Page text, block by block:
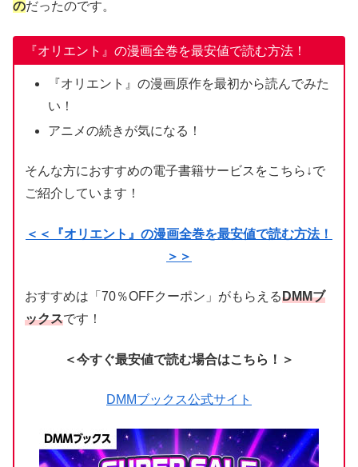
のだったのです。
『オリエント』の漫画全巻を最安値で読む方法！
『オリエント』の漫画原作を最初から読んでみた
い！
アニメの続きが気になる！
そんな方におすすめの電子書籍サービスをこちら↓で
ご紹介しています！
＜＜『オリエント』の漫画全巻を最安値で読む方法！
＞＞
おすすめは「70％OFFクーポン」がもらえるDMMブ
ックスです！
＜今すぐ最安値で読む場合はこちら！＞
DMMブックス公式サイト